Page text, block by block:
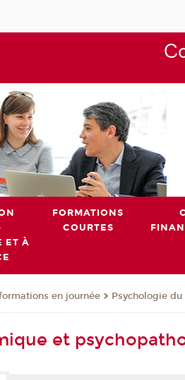
ET À
FORMATIONS
COURTES
en journée Psychologie du
et